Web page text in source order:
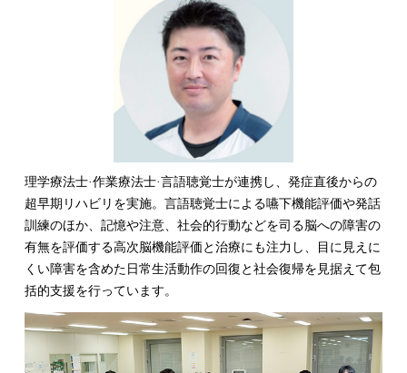
理学療法士·作業療法士·言語聴覚士が連携し、発症直後からの
超早期リハビリを実施。言語聴覚士による嚥下機能評価や発話
訓練のほか、記憶や注意、社会的行動などを司る脳への障害の
有無を評価する高次脳機能評価と治療にも注力し、目に見えに
くい障害を含めた日常生活動作の回復と社会復帰を見据えて包
括的支援を行っています。